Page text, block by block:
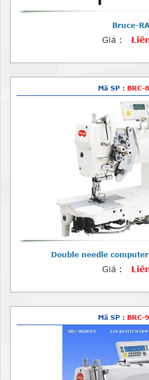
Bruce-
Giá :
Mã SP : BRC-
Double needle
Giá :
Mã SP : BRC-